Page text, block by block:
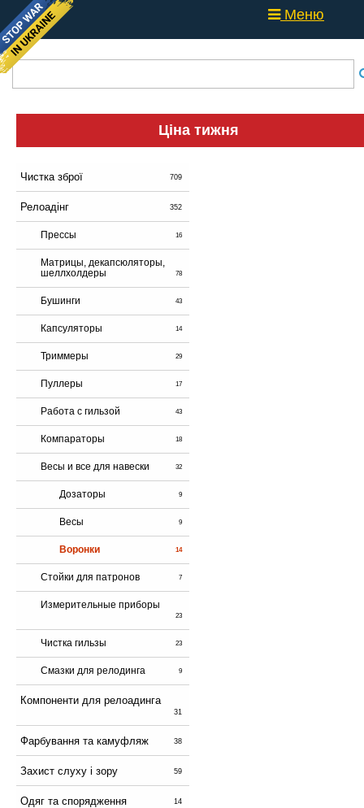
Меню
Ціна тижня
Чистка зброї 709
Релоадінг 352
Прессы 16
Матрицы, декапсюляторы,
шеллхолдеры
78
Бушинги 43
Капсуляторы 14
Триммеры 29
Пуллеры 17
Работа с гильзой 43
Компараторы 18
Весы и все для навески 32
Дозаторы 9
Весы 9
Воронки 14
Стойки для патронов 7
Измерительные приборы
23
Чистка гильзы 23
Смазки для релодинга 9
Компоненти для релоадинга
31
Фарбування та камуфляж 38
Захист слуху і зору 59
Одяг та спорядження 14